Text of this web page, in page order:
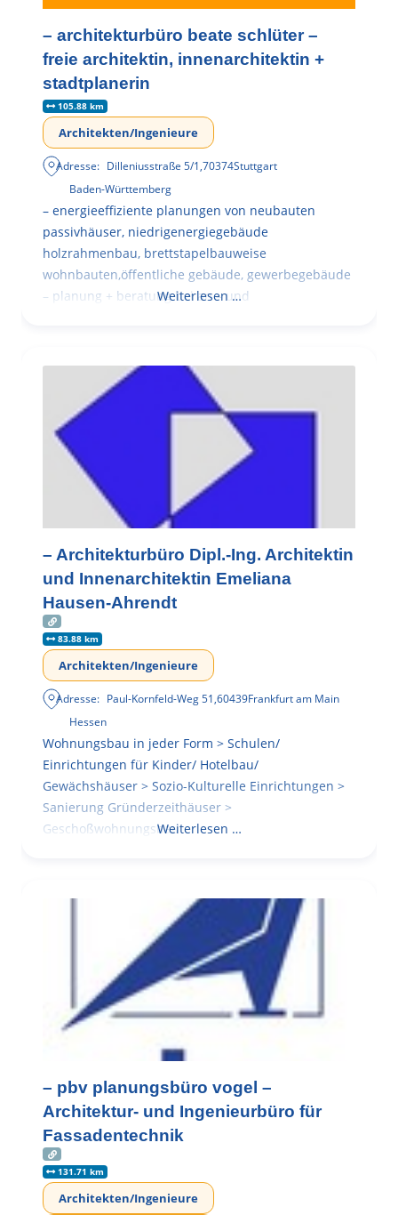
– architekturbüro beate schlüter –
freie architektin, innenarchitektin +
stadtplanerin
105.88 km
Architekten/Ingenieure
Adresse: Dilleniusstraße 5/1,70374Stuttgart
Baden-Württemberg
– energieeffiziente planungen von neubauten
passivhäuser, niedrigenergiegebäude
holzrahmenbau, brettstapelbauweise
wohnbauten,öffentliche gebäude, gewerbegebäude
– planung + beratung bei an – und
Weiterlesen …
– Architekturbüro Dipl.-Ing. Architektin
und Innenarchitektin Emeliana
Hausen-Ahrendt
83.88 km
Architekten/Ingenieure
Adresse: Paul-Kornfeld-Weg 51,60439Frankfurt am Main
Hessen
Wohnungsbau in jeder Form > Schulen/
Einrichtungen für Kinder/ Hotelbau/
Gewächshäuser > Sozio-Kulturelle Einrichtungen >
Sanierung Gründerzeithäuser >
GeschoßwohnungsbauWeiterlesen …
– pbv planungsbüro vogel –
Architektur- und Ingenieurbüro für
Fassadentechnik
131.71 km
Architekten/Ingenieure